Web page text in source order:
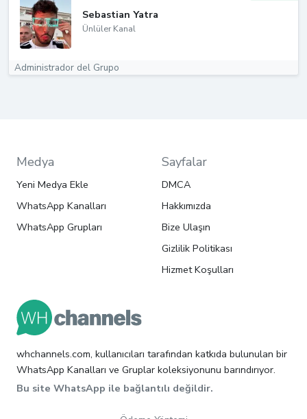
Sebastian Yatra
Ünlüler Kanal
Administrador del Grupo ‍
Medya
Yeni Medya Ekle
WhatsApp Kanalları
WhatsApp Grupları
Sayfalar
DMCA
Hakkımızda
Bize Ulaşın
Gizlilik Politikası
Hizmet Koşulları
whchannels.com, kullanıcıları tarafından katkıda bulunulan bir
WhatsApp Kanalları ve Gruplar koleksiyonunu barındırıyor.
Bu site WhatsApp ile bağlantılı değildir.